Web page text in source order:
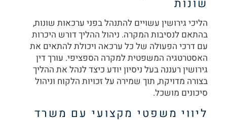
שונות
הליכי גירושין עשויים להתנהל בפני ערכאות שונות,
בהתאם לנסיבות המקרה. ניהול ההליך דורש היכרות
עם דרכי הפעולה של כל ערכאה ויכולת להתאים את
האסטרטגיה המשפטית למקרה הספציפי. עורך דין
גירושין רעננה בעל ניסיון יודע כיצד לנהל את ההליך
בצורה מדויקת, תוך שמירה על זכויות הלקוח וניהול
סיכונים מושכל.
ליווי משפטי מקצועי עם משרד